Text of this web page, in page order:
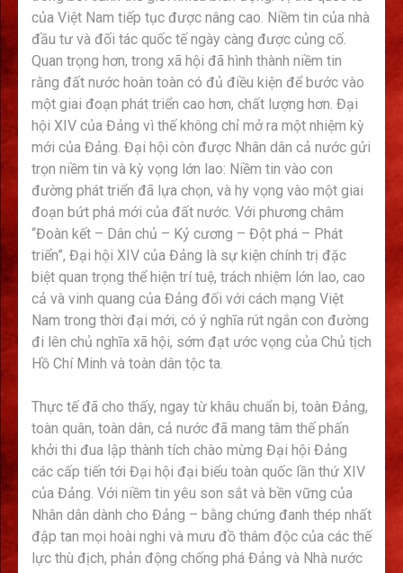
của Việt Nam tiếp tục được nâng cao. Niềm tin của nhà
đầu tư và đối tác quốc tế ngày càng được củng cố.
Quan trọng hơn, trong xã hội đã hình thành niềm tin
rằng đất nước hoàn toàn có đủ điều kiện để bước vào
một giai đoạn phát triển cao hơn, chất lượng hơn. Đại
hội XIV của Đảng vì thế không chỉ mở ra một nhiệm kỳ
mới của Đảng. Đại hội còn được Nhân dân cả nước gửi
trọn niềm tin và kỳ vọng lớn lao: Niềm tin vào con
đường phát triển đã lựa chọn, và hy vọng vào một giai
đoạn bứt phá mới của đất nước. Với phương châm
“Đoàn kết – Dân chủ – Kỷ cương – Đột phá – Phát
triển”, Đại hội XIV của Đảng là sự kiện chính trị đặc
biệt quan trọng thể hiện trí tuệ, trách nhiệm lớn lao, cao
cả và vinh quang của Đảng đối với cách mạng Việt
Nam trong thời đại mới, có ý nghĩa rút ngắn con đường
đi lên chủ nghĩa xã hội, sớm đạt ước vọng của Chủ tịch
Hồ Chí Minh và toàn dân tộc ta.
Thực tế đã cho thấy, ngay từ khâu chuẩn bị, toàn Đảng,
toàn quân, toàn dân, cả nước đã mang tâm thế phấn
khởi thi đua lập thành tích chào mừng Đại hội Đảng
các cấp tiến tới Đại hội đại biểu toàn quốc lần thứ XIV
của Đảng. Với niềm tin yêu son sắt và bền vững của
Nhân dân dành cho Đảng – bằng chứng đanh thép nhất
đập tan mọi hoài nghi và mưu đồ thâm độc của các thế
lực thù địch, phản động chống phá Đảng và Nhà nước